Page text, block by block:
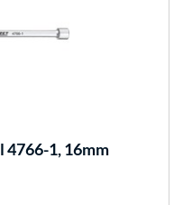
4766-1, 16mm